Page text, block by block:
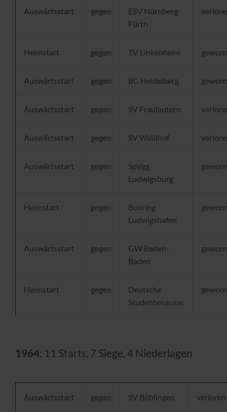
Auswärtsstart gegen
ESV Nürnberg-
Fürth
Heimstart gegen TV Linkenheim
Auswärtsstart gegen BC Heidelberg
Auswärtsstart gegen SV Fraulautern
Auswärtsstart gegen SV Waldhof
Auswärtsstart gegen
SpVgg
Ludwigsburg
Heimstart gegen
Boxring
Ludwigshafen
Auswärtsstart gegen
GW Baden-
Baden
Heimstart gegen
Deutsche
Studentenausw.
1964: 11 Starts, 7 Siege, 4 Niederlagen
Auswärtsstart gegen SV Böblingen verloren